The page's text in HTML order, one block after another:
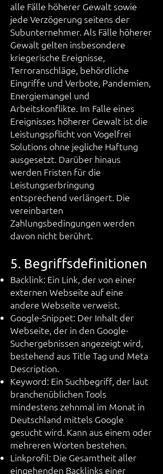
alle Fälle höherer Gewalt sowie
jede Verzögerung seitens der
Subunternehmer. Als Fälle höherer
Gewalt gelten insbesondere
kriegerische Ereignisse,
Terroranschläge, behördliche
Eingriffe und Verbote, Pandemien,
Energiemangel und
Arbeitskonflikte. Im Falle eines
Ereignisses höherer Gewalt ist die
Leistungspflicht von Vogelfrei
Solutions ohne jegliche Haftung
ausgesetzt. Darüber hinaus
werden Fristen für die
Leistungserbringung
entsprechend verlängert. Die
vereinbarten
Zahlungsbedingungen werden
davon nicht berührt.
5. Begriffsdefinitionen
Backlink: Ein Link, der von einer
externen Webseite auf eine
andere Webseite verweist.
Google-Snippet: Der Inhalt der
Webseite, der in den Google-
Suchergebnissen angezeigt wird,
bestehend aus Title Tag und Meta
Description.
Keyword: Ein Suchbegriff, der laut
branchenüblichen Tools
mindestens zehnmal im Monat in
Deutschland mittels Google
gesucht wird. Kann aus einem oder
mehreren Worten bestehen.
Linkprofil: Die Gesamtheit aller
eingehenden Backlinks einer